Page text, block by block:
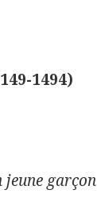
1494)
jeune garçon